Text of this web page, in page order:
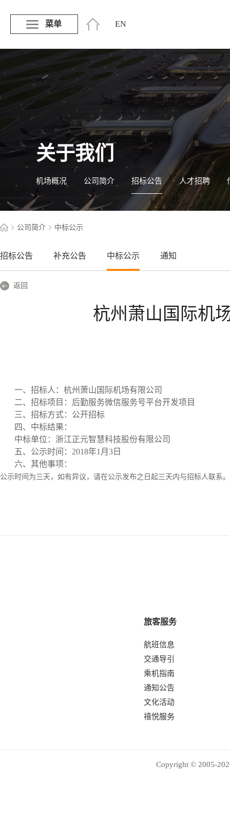
菜单 EN
关于我们
机场概况 公司简介 招标公告 人才招聘
公司简介 中标公示
招标公告 补充公告 中标公示 通知
返回
杭州萧山国际机
一、招标人：杭州萧山国际机场有限公司
二、招标项目：后勤服务微信服务号平台开发项目
三、招标方式：公开招标
四、中标结果：
中标单位：浙江正元智慧科技股份有限公司
五、公示时间： 2018年1 月 3 日
六、其他事项：
公示时间为三天，如有异议，请在公示发布之日起三天内与招标人联系
旅客服务
航班信息
交通导引
乘机指南
通知公告
文化活动
禧悦服务
Copyright © 2005-